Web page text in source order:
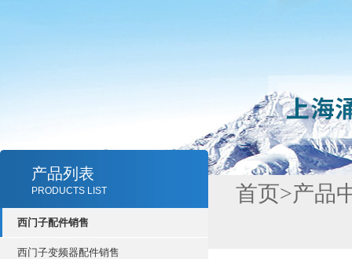
产品列表
PRODUCTS LIST
西门子配件销售
西门子变频器配件销售
首页>产品